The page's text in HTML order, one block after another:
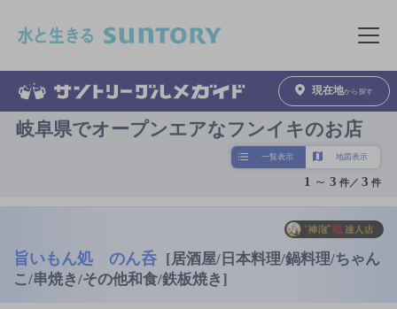
メニュ
現在地から探す
岐阜県でオープンエアなフンイキのお店
一覧表示 地図表示
1 ～ 3 件／3 件
旨いもん処 のん呑 [居酒屋/日本料理/鍋料理/ちゃん
こ/串焼き/その他和食/鉄板焼き]